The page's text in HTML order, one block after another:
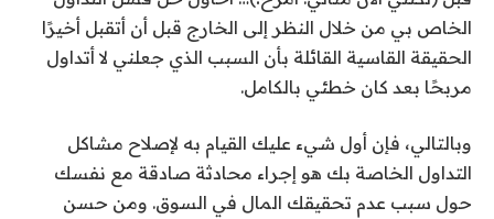
الخاص بي من خلال النظر إلى الخارج قبل أن أتقبل أخيرًا
الحقيقة القاسية القائلة بأن السبب الذي جعلني لا أتداول
مربحًا بعد كان خطئي بالكامل.
وبالتالي، فإن أول شيء عليك القيام به لإصلاح مشاكل
التداول الخاصة بك هو إجراء محادثة صادقة مع نفسك
حول سبب عدم تحقيقك المال في السوق. ومن حسن